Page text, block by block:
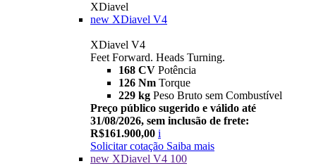
XDiavel
new XDiavel V4
XDiavel V4
Feet Forward. Heads Turning.
168 CV Potência
126 Nm Torque
229 kg Peso Bruto sem Combustível
Preço público sugerido e válido até
31/08/2026, sem inclusão de frete:
R$161.900,00 i
Solicitar cotação Saiba mais
new XDiavel V4 100